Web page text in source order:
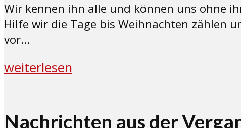
Wir kennen ihn alle und können uns ohne
Hilfe wir die Tage bis Weihnachten zählen
vor...
weiterlesen
Nachrichten aus der